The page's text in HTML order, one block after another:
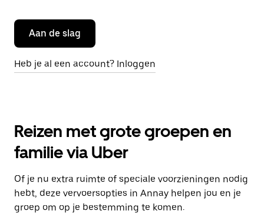
Aan de slag
Heb je al een account? Inloggen
Reizen met grote groepen en
familie via Uber
Of je nu extra ruimte of speciale voorzieningen nodig
hebt, deze vervoersopties in Annay helpen jou en je
groep om op je bestemming te komen.